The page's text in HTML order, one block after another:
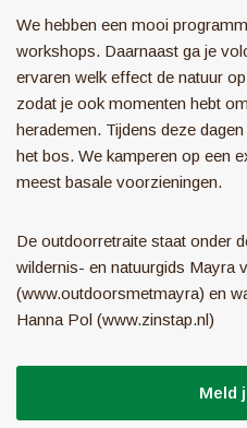
We hebben een mooi
workshops. Daarnaast ga je
ervaren welk effect de natuur
zodat je ook momenten hebt
herademen. Tijdens deze
het bos. We kamperen op een
meest basale voorzieningen.
De outdoorretraite staat onder
wildernis- en natuurgids Mayra
(www.outdoorsmetmayra) en
Hanna Pol (www.zinstap.nl)
Meld